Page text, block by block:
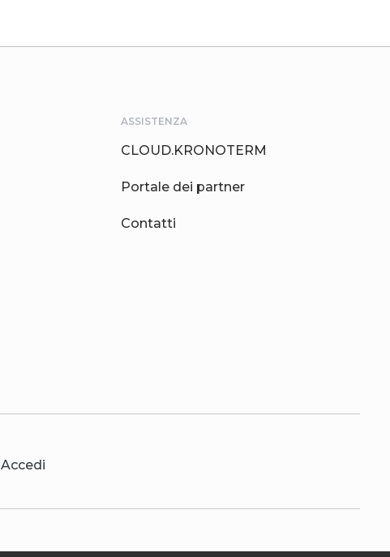
ASSISTENZA
CLOUD.KRONOTERM
Portale dei partner
Contatti
Accedi